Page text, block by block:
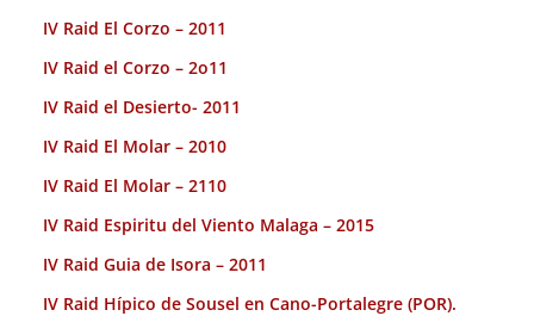
IV Raid El Corzo – 2011
IV Raid el Corzo – 2o11
IV Raid el Desierto- 2011
IV Raid El Molar – 2010
IV Raid El Molar – 2110
IV Raid Espiritu del Viento Malaga – 2015
IV Raid Guia de Isora – 2011
IV Raid Hípico de Sousel en Cano-Portalegre (POR).